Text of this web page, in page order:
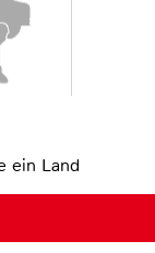
ein Land